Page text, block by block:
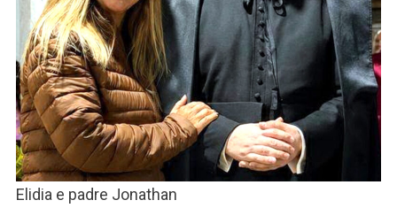
Elidia e padre Jonathan